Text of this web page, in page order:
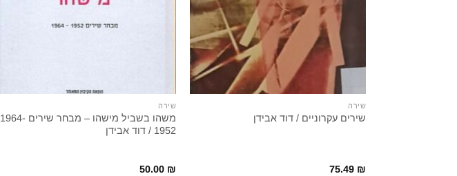
שירה
שירים עקרוניים / דוד אבידן
75.49 ₪
שירה
משהו בשביל מישהו – מבחר שירים 1964-
1952 / דוד אבידן
50.00 ₪